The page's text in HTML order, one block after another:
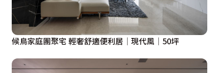
候鳥家庭團聚宅 輕奢舒適便利居│現代風│50坪